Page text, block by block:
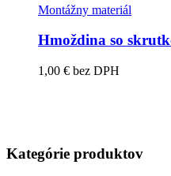
Montážny materiál
Hmoždina so
1,00 € bez DPH
Kategórie produktov